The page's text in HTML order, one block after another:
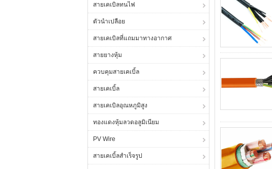
สายเคเบิลทนไฟ
ตัวนำเปลือย
สายเคเบิลที่แถมมาทางอากาศ
สายยางหุ้ม
ควบคุมสายเคเบิ้ล
สายเคเบิ้ล
สายเคเบิลอุณหภูมิสูง
ทองแดงหุ้มลวดอลูมิเนียม
PV Wire
สายเคเบิ้ลสำเร็จรูป